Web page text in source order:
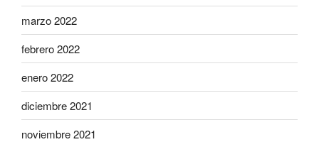
marzo 2022
febrero 2022
enero 2022
diciembre 2021
noviembre 2021